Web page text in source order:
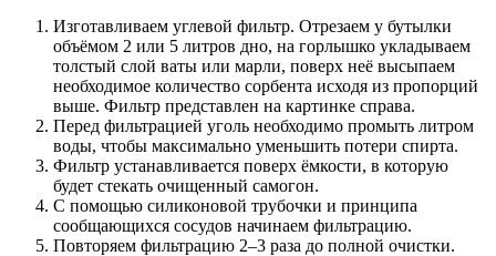
Изготавливаем углевой фильтр. Отрезаем у бутылки
объёмом 2 или 5 литров дно, на горлышко укладываем
толстый слой ваты или марли, поверх неё высыпаем
необходимое количество сорбента исходя из пропорций
выше. Фильтр представлен на картинке справа.
Перед фильтрацией уголь необходимо промыть литром
воды, чтобы максимально уменьшить потери спирта.
Фильтр устанавливается поверх ёмкости, в которую
будет стекать очищенный самогон.
С помощью силиконовой трубочки и принципа
сообщающихся сосудов начинаем фильтрацию.
Повторяем фильтрацию 2–3 раза до полной очистки.